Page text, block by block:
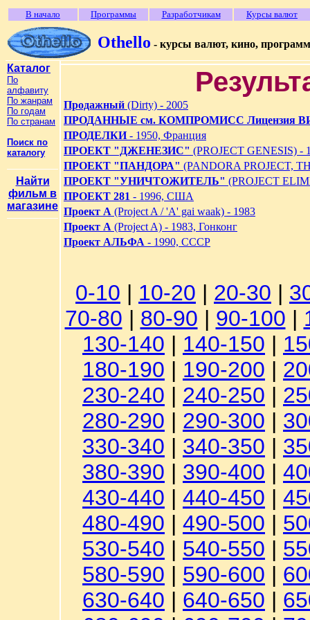
В начало Программы Разработчикам Курсы валют
Othello - курсы валют, кино,
Каталог
По
алфавиту
По жанрам
По годам
По странам
Поиск по
каталогу
Найти
фильм в
магазине
Продажный (Dirty) - 2005
ПРОДАННЫЕ см. КОМПРОМИСС Лицензия
ПРОДЕЛКИ- 1950, Франция
ПРОЕКТ "ДЖЕНЕЗИС" (PROJECT
ПРОЕКТ "ПАНДОРА" (PANDORA PROJECT,
ПРОЕКТ "УНИЧТОЖИТЕЛЬ" (PROJECT
ПРОЕКТ 281 - 1996, США
Проект А (Project A / 'A' gai waak) - 1983
Проект А (Project A) - 1983, Гонконг
Проект АЛЬФА - 1990, СССР
0-10 | 10-20 | 20-30 |
70-80 | 80-90 | 90-100 |
130-140 | 140-150 |
180-190 | 190-200 |
230-240 | 240-250 |
280-290 | 290-300 |
330-340 | 340-350 |
380-390 | 390-400 |
430-440 | 440-450 |
480-490 | 490-500 |
530-540 | 540-550 |
580-590 | 590-600 |
630-640 | 640-650 |